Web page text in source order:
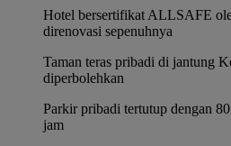
Hotel bersertifikat ALLSAFE
direnovasi sepenuhnya
Taman teras pribadi di jantung
diperbolehkan
Parkir pribadi tertutup dengan
jam